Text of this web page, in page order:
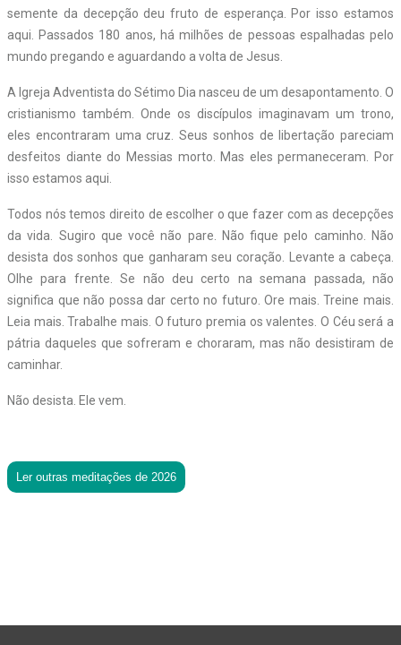
semente da decepção deu fruto de esperança. Por isso estamos
aqui. Passados 180 anos, há milhões de pessoas espalhadas pelo
mundo pregando e aguardando a volta de Jesus.
A Igreja Adventista do Sétimo Dia nasceu de um desapontamento. O
cristianismo também. Onde os discípulos imaginavam um trono,
eles encontraram uma cruz. Seus sonhos de libertação pareciam
desfeitos diante do Messias morto. Mas eles permaneceram. Por
isso estamos aqui.
Todos nós temos direito de escolher o que fazer com as decepções
da vida. Sugiro que você não pare. Não fique pelo caminho. Não
desista dos sonhos que ganharam seu coração. Levante a cabeça.
Olhe para frente. Se não deu certo na semana passada, não
significa que não possa dar certo no futuro. Ore mais. Treine mais.
Leia mais. Trabalhe mais. O futuro premia os valentes. O Céu será a
pátria daqueles que sofreram e choraram, mas não desistiram de
caminhar.
Não desista. Ele vem.
Ler outras meditações de 2026